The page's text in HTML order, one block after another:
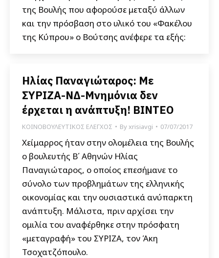
της Βουλής που αφορούσε μεταξύ άλλων
και την πρόσβαση στο υλικό του «Φακέλου
της Κύπρου» ο Βούτσης ανέφερε τα εξής:
Ηλίας Παναγιώταρος: Με
ΣΥΡΙΖΑ-ΝΔ-Μνημόνια δεν
έρχεται η ανάπτυξη! BINTEO
ΚΟΙΝΟΒΟΥΛΕΥΤΙΚΟΣ ΕΛΕΓΧΟΣ Byxrisiavgi 07/07/2017
Χείμαρρος ήταν στην ολομέλεια της Βουλής
ο βουλευτής Β΄ Αθηνών Ηλίας
Παναγιώταρος, ο οποίος επεσήμανε το
σύνολο των προβλημάτων της ελληνικής
οικονομίας και την ουσιαστικά ανύπαρκτη
ανάπτυξη. Μάλιστα, πριν αρχίσει την
ομιλία του αναφέρθηκε στην πρόσφατη
«μεταγραφή» του ΣΥΡΙΖΑ, τον Άκη
Τσοχατζόπουλο.